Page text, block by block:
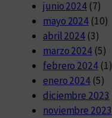
junio 2024 (7)
mayo 2024 (10)
abril 2024 (3)
marzo 2024 (5)
febrero 2024(1)
enero 2024 (5)
diciembre 2023
noviembre 2023